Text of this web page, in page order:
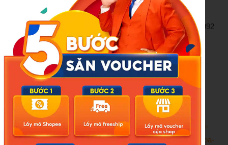
Tổng thống Mỹ John F. Kennedy, sau khi Washington áp
dụng các hạn chế thương mại từ năm 1960. Kể từ năm 1992
đến nay, ĐHĐ LHQ hằng năm đều thông qua nghị quyết
tương tự, với sự ủng hộ của phần lớn cộng đồng quốc tế,
phản ánh sự nhất quán trong yêu cầu chấm dứt lệnh cấm
vận kéo dài hơn 60 năm qua đối với Cuba.
Việt Hùng – Phương Lan(TTXVN)
Nguồn:https://baotintuc.vn/the-gioi/dhd-lhq-thong-qua-nghi-
quyet-keu-goi-cham-dut-lenh-cam-van-cua-my-doi-voi-cuba-